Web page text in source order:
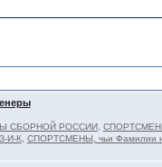
СБОРНОЙ РОССИИ,
И-К, СПОРТСМЕНЫ, чьи Фамилии